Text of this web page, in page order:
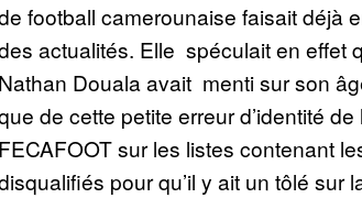
football camerounaise faisait déjà
actualités. Elle spéculait en effet
Nathan Douala avait menti sur son
de cette petite erreur d’identité
FECAFOOT sur les listes contenant
pour qu’il y ait un tôlé sur